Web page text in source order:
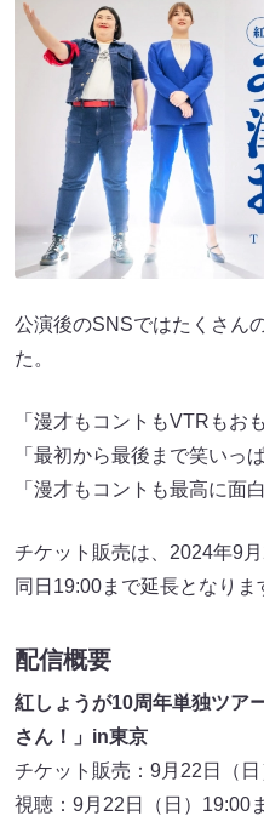
公演後のSNSではたくさん
た。
「漫才もコントもVTRもお
「最初から最後まで笑いっ
「漫才もコントも最高に面
チケット販売は、2024年9
同日19:00まで延長となりま
配信概要
紅しょうが10周年単独ツア
さん！」in東京
チケット販売：9月22日（
視聴：9月22日（日）19:00